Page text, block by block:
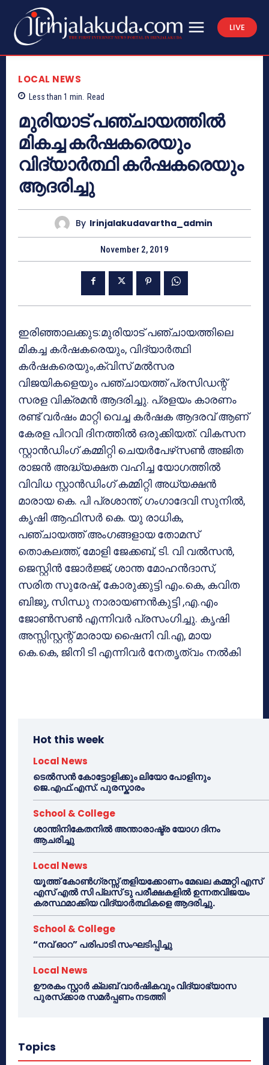
LIVE
LOCAL NEWS
Less than 1 min. Read
മുരിയാട് പഞ്ചായത്തില്‍
മികച്ച കര്‍ഷകരെയും
വിദ്യാര്‍ത്ഥി കര്‍ഷകരെയും
ആദരിച്ചു
By Irinjalakudavartha_admin
November 2, 2019
ഇരിഞ്ഞാലക്കുട:മുരിയാട് പഞ്ചായത്തിലെ
മികച്ച കര്‍ഷകരെയും, വിദ്യാര്‍ത്ഥി
കര്‍ഷകരെയും,ക്വിസ് മല്‍സര
വിജയികളെയും പഞ്ചായത്ത് പ്രസിഡന്റ്
സരള വിക്രമന്‍ ആദരിച്ചു. പ്രളയം കാരണം
രണ്ട് വര്‍ഷം മാറ്റി വെച്ച കര്‍ഷക ആദരവ് ആണ്
കേരള പിറവി ദിനത്തില്‍ ഒരുക്കിയത്. വികസന
സ്റ്റാന്‍ഡിംഗ് കമ്മിറ്റി ചെയര്‍പേഴ്‌സണ്‍ അജിത
രാജന്‍ അദ്ധ്യക്ഷത വഹിച്ച യോഗത്തില്‍
വിവിധ സ്റ്റാന്‍ഡിംഗ് കമ്മിറ്റി അധ്യക്ഷന്‍
മാരായ കെ. പി പ്രശാന്ത്, ഗംഗാദേവി സുനില്‍,
കൃഷി ആഫിസര്‍ കെ. യു രാധിക,
പഞ്ചായത്ത് അംഗങ്ങളായ തോമസ്
തൊകലത്ത്, മോളി ജേക്കബ്, ടി. വി വല്‍സന്‍,
ജെസ്റ്റിന്‍ ജോര്‍ജ്ജ്, ശാന്ത മോഹന്‍ദാസ്,
സരിത സുരേഷ്, കോരുക്കുട്ടി എം.കെ, കവിത
ബിജു, സിന്ധു നാരായണന്‍കുട്ടി ,എ.എം
ജോണ്‍സണ്‍ എന്നിവര്‍ പ്രസംഗിച്ചു. കൃഷി
അസ്സിസ്റ്റന്റ് മാരായ ഷൈനി വി.എ, മായ
കെ.കെ, ജിനി ടി എന്നിവര്‍ നേതൃത്വം നല്‍കി
Hot this week
Local News
ടെൽസൻ കോട്ടോളിക്കും ലിയോ പോളിനും
ജെ.എഫ്.എസ്. പുരസ്കാരം
School & College
ശാന്തിനികേതനിൽ അന്താരാഷ്ട്ര യോഗ ദിനം
ആചരിച്ചു
Local News
യൂത്ത് കോൺഗ്രസ്സ് തളിയക്കോണം മേഖല കമ്മറ്റി എസ്
എസ് എൽ സി പ്ലസ് ടു പരീക്ഷകളിൽ ഉന്നതവിജയം
കരസ്ഥമാക്കിയ വിദ്യാർത്ഥികളെ ആദരിച്ചു.
School & College
“നവ് ഓറ” പരിപാടി സംഘടിപ്പിച്ചു
Local News
ഊരകം സ്റ്റാർ ക്ലബ് വാർഷികവും വിദ്യാഭ്യാസ
പുരസ്‌ക്കാര സമർപ്പണം നടത്തി
Topics